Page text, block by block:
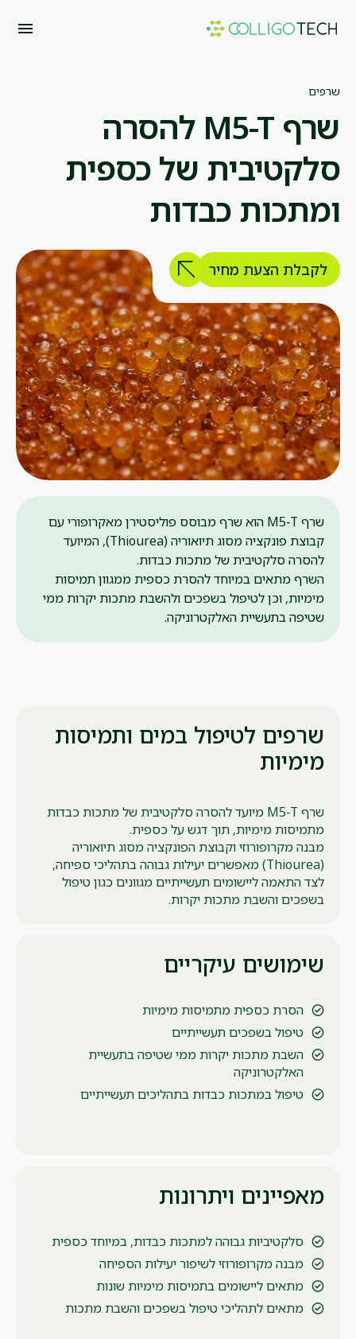
שרפים
שרף M5-T להסרה
סלקטיבית של כספית
ומתכות כבדות
לקבלת הצעת מחיר
שרף M5-T הוא שרף מבוסס פוליסטירן מאקרופורי עם
קבוצת פונקציה מסוג תיואוריה (Thiourea), המיועד
להסרה סלקטיבית של מתכות כבדות.
השרף מתאים במיוחד להסרת כספית ממגוון תמיסות
מימיות, וכן לטיפול בשפכים ולהשבת מתכות יקרות ממי
שטיפה בתעשיית האלקטרוניקה.
שרפים לטיפול במים ותמיסות
מימיות
שרף M5-T מיועד להסרה סלקטיבית של מתכות כבדות
מתמיסות מימיות, תוך דגש על כספית.
מבנה מקרופורוזי וקבוצת הפונקציה מסוג תיואוריה
(Thiourea) מאפשרים יעילות גבוהה בתהליכי ספיחה,
לצד התאמה ליישומים תעשייתיים מגוונים כגון טיפול
בשפכים והשבת מתכות יקרות.
שימושים עיקריים
הסרת כספית מתמיסות מימיות
טיפול בשפכים תעשייתיים
השבת מתכות יקרות ממי שטיפה בתעשיית
האלקטרוניקה
טיפול במתכות כבדות בתהליכים תעשייתיים
מאפיינים ויתרונות
סלקטיביות גבוהה למתכות כבדות, במיוחד כספית
מבנה מקרופורוזי לשיפור יעילות הספיחה
מתאים ליישומים בתמיסות מימיות שונות
מתאים לתהליכי טיפול בשפכים והשבת מתכות